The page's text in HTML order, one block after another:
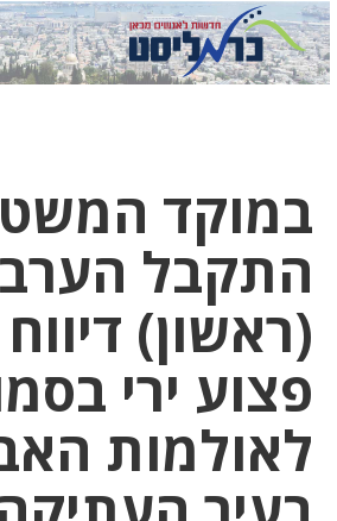
במוקד
התקבל הערב
(ראשון)
פצוע ירי
לאולמות